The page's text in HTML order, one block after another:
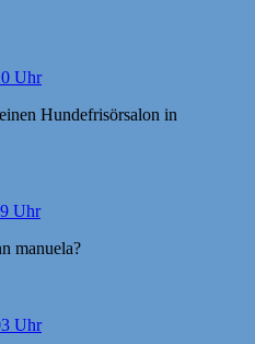
Uhr
Hundefrisörsalon in
Uhr
manuela?
Uhr